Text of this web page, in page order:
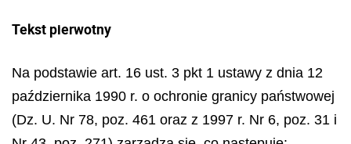
Tekst pierwotny
Na podstawie art. 16 ust. 3 pkt 1 ustawy z dnia 12
października 1990 r. o ochronie granicy państwowej
(Dz. U. Nr 78, poz. 461 oraz z 1997 r. Nr 6, poz. 31 i